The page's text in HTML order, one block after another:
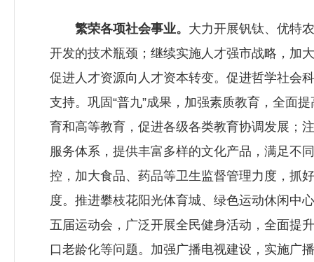
繁荣各项社会事业。 大力开展钒钛、优特
开发的技术瓶颈；继续实施人才强市战略，加
促进人才资源向人才资本转变。促进哲学社会
支持。巩固“普九”成果，加强素质教育，全面
育和高等教育，促进各级各类教育协调发展；
服务体系，提供丰富多样的文化产品，满足不
控，加大食品、药品等卫生监督管理力度，抓
度。推进攀枝花阳光体育城、绿色运动休闲中
五届运动会，广泛开展全民健身活动，全面提
口老龄化等问题。加强广播电视建设，实施广